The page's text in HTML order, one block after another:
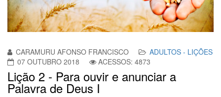
CARAMURU AFONSO FRANCISCO
ADULTOS - LIÇÕES
07 OUTUBRO 2018
ACESSOS: 4873
Lição 2 - Para ouvir e anunciar a
Palavra de Deus I